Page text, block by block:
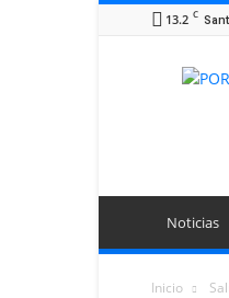
13.2 C
Noticias
Inicio